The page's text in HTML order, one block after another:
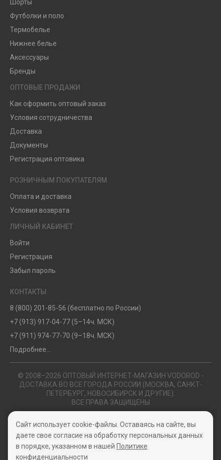
Шорты
Футболки и поло
Термобелье
Нижнее белье
Аксессуары
Бренды
ОПТОВЫЕ ПРОДАЖИ
Как оформить оптовый заказ
Условия сотрудничества
Доставка
Документы
Регистрация оптовика
РОЗНИЧНЫМ ПОКУПАТЕЛЯМ
Оплата и доставка
Условия возврата
ЛИЧНЫЙ КАБИНЕТ
Войти
Регистрация
Забыл пароль
КОНТАКТЫ
8 (800) 201-85-56 (бесплатно по России)
+7 (913) 917-04-77 (5–14ч. МСК)
+7 (911) 974-77-70 (9–18ч. МСК)
Подробнее...
© 2008–2026 ОПТОВЫЙ ИНТЕРНЕТ-МАГАЗИН VODOROD -
ДОСТАВКА ВО ВСЕ ГОРОДА РОССИИ (МОСКВА, САНКТ-
ПЕТЕРБУРГ, НОВОСИБИРСК И ДРУГИЕ).
ВСЕ ПРАВА ЗАЩИЩЕНЫ
Политика конфиденциальности
Пользовательское соглашение
Сайт использует cookie-файлы. Оставаясь на сайте, вы
даете свое согласие на обработку персональных данных
в порядке, указанном в нашей Политике
конфиденциальности